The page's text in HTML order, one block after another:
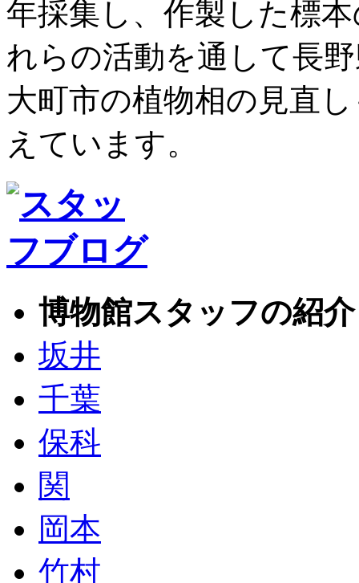
年採集し、作製した標
れらの活動を通して長
大町市の植物相の見直
えています。
博物館スタッフの紹
坂井
千葉
保科
関
岡本
竹村